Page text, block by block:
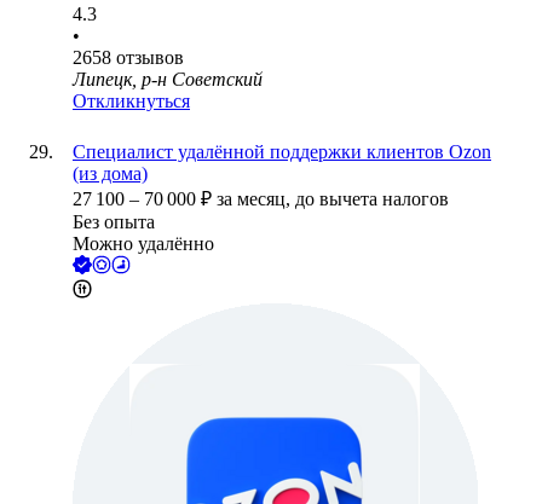
4.3
•
2658 отзывов
Липецк, р-н Советский
Откликнуться
Специалист удалённой поддержки клиентов Ozon
(из дома)
27 100 – 70 000 ₽ за месяц, до вычета налогов
Без опыта
Можно удалённо